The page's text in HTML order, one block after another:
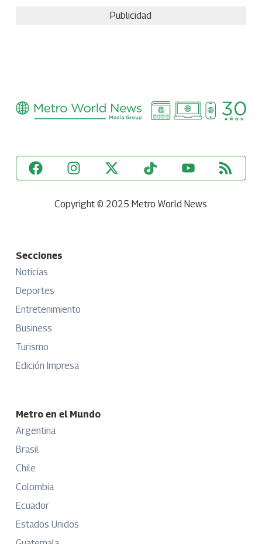
Publicidad
Copyright © 2025 Metro World News
Secciones
Noticias
Deportes
Entretenimiento
Business
Turismo
Edición Impresa
Metro en el Mundo
Argentina
Brasil
Chile
Colombia
Ecuador
Estados Unidos